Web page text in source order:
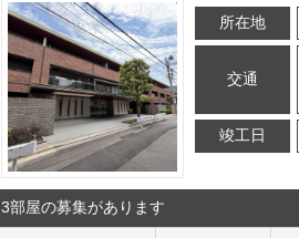
所在地
交通
竣工日
3部屋の募集があります